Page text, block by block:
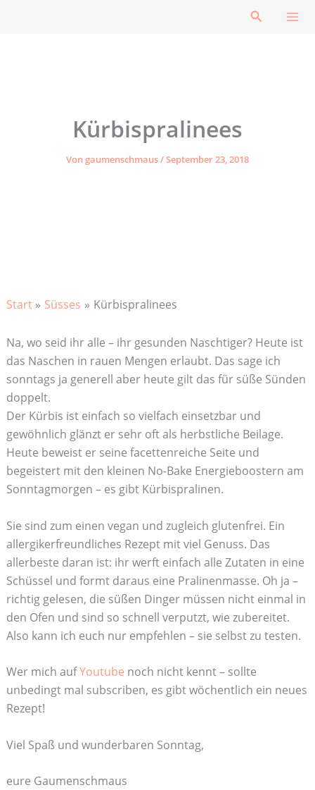
Suchen
Kürbispralinees
Vongaumenschmaus/September 23, 2018
Start Süsses Kürbispralinees
Na, wo seid ihr alle – ihr gesunden Naschtiger? Heute ist
das Naschen in rauen Mengen erlaubt. Das sage ich
sonntags ja generell aber heute gilt das für süße Sünden
doppelt.
Der Kürbis ist einfach so vielfach einsetzbar und
gewöhnlich glänzt er sehr oft als herbstliche Beilage.
Heute beweist er seine facettenreiche Seite und
begeistert mit den kleinen No-Bake Energieboostern am
Sonntagmorgen – es gibt Kürbispralinen.
Sie sind zum einen vegan und zugleich glutenfrei. Ein
allergikerfreundliches Rezept mit viel Genuss. Das
allerbeste daran ist: ihr werft einfach alle Zutaten in eine
Schüssel und formt daraus eine Pralinenmasse. Oh ja –
richtig gelesen, die süßen Dinger müssen nicht einmal in
den Ofen und sind so schnell verputzt, wie zubereitet.
Also kann ich euch nur empfehlen – sie selbst zu testen.
Wer mich aufYoutube noch nicht kennt – sollte
unbedingt mal subscriben, es gibt wöchentlich ein neues
Rezept!
Viel Spaß und wunderbaren Sonntag,
eure Gaumenschmaus